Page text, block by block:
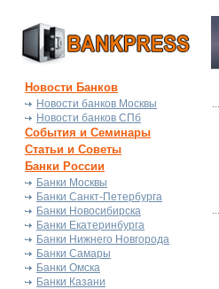
Новости Банков
Новости банков Москвы
Новости банков СПб
События и Семинары
Статьи и Советы
Банки России
Банки Москвы
Банки Санкт-Петербурга
Банки Новосибирска
Банки Екатеринбурга
Банки Нижнего Новгорода
Банки Самары
Банки Омска
Банки Казани